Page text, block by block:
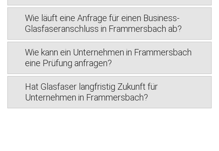
Wie läuft eine Anfrage für einen Business-
Glasfaseranschluss in Frammersbach ab?
Wie kann ein Unternehmen in Frammersbach
eine Prüfung anfragen?
Hat Glasfaser langfristig Zukunft für
Unternehmen in Frammersbach?